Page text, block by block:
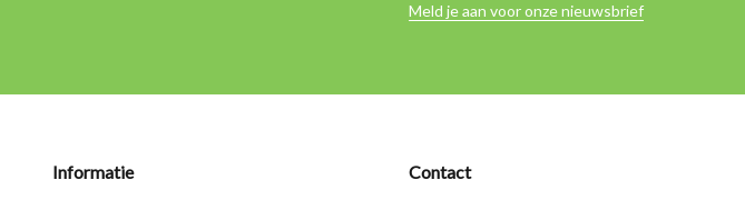
Meld je aan voor onze nieuwsbrief
Informatie Contact